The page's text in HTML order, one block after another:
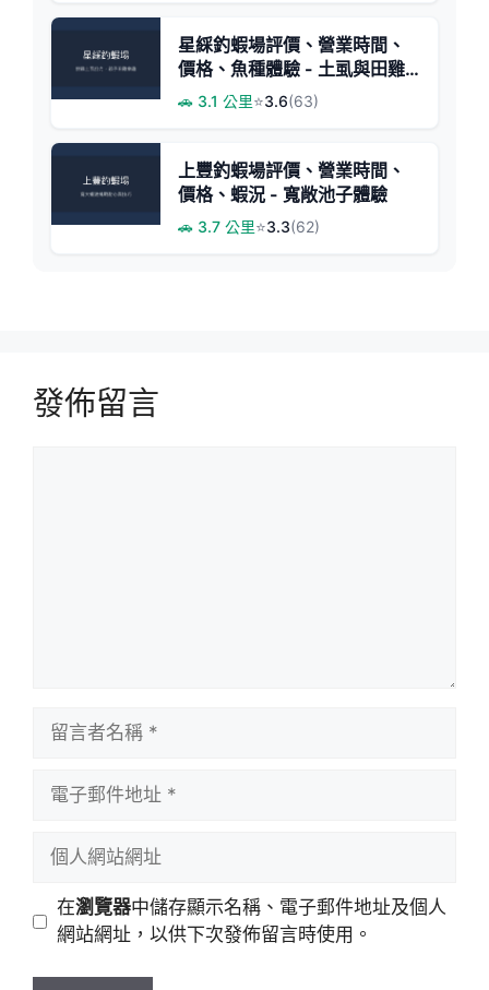
星綵釣蝦場評價、營業時間、
價格、魚種體驗 - 土虱與田雞
釣趣
🚗 3.1 公里⭐3.6(63)
上豐釣蝦場評價、營業時間、
價格、蝦況 - 寬敞池子體驗
🚗 3.7 公里⭐3.3(62)
發佈留言
址
站
址
在瀏覽器中儲存顯示名稱、電子郵件地址及個人
網站網址，以供下次發佈留言時使用。